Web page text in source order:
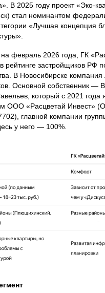
В 2025 году проект
стал номинантом
«Лучшая концепция
февраль 2026 года, ГК
рейтинге застройщиков РФ
В Новосибирске компания
Основной собственник —
который с 2021 года
ООО «Расцветай Инвест»
главной компании
у него — 100%.